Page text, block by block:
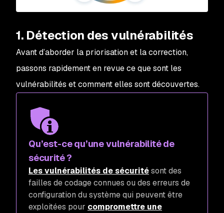
1. Détection des vulnérabilités
Avant d’aborder la priorisation et la correction,
passons rapidement en revue ce que sont les
vulnérabilités et comment elles sont découvertes.
Qu’est-ce qu’une vulnérabilité de
sécurité ?
Les vulnérabilités de sécuritésont des
failles de codage connues ou des erreurs de
configuration du système qui peuvent être
exploitées pour compromettre une